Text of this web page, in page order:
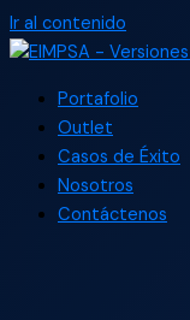
Ir al contenido
Portafolio
Outlet
Casos de Éxito
Nosotros
Contáctenos